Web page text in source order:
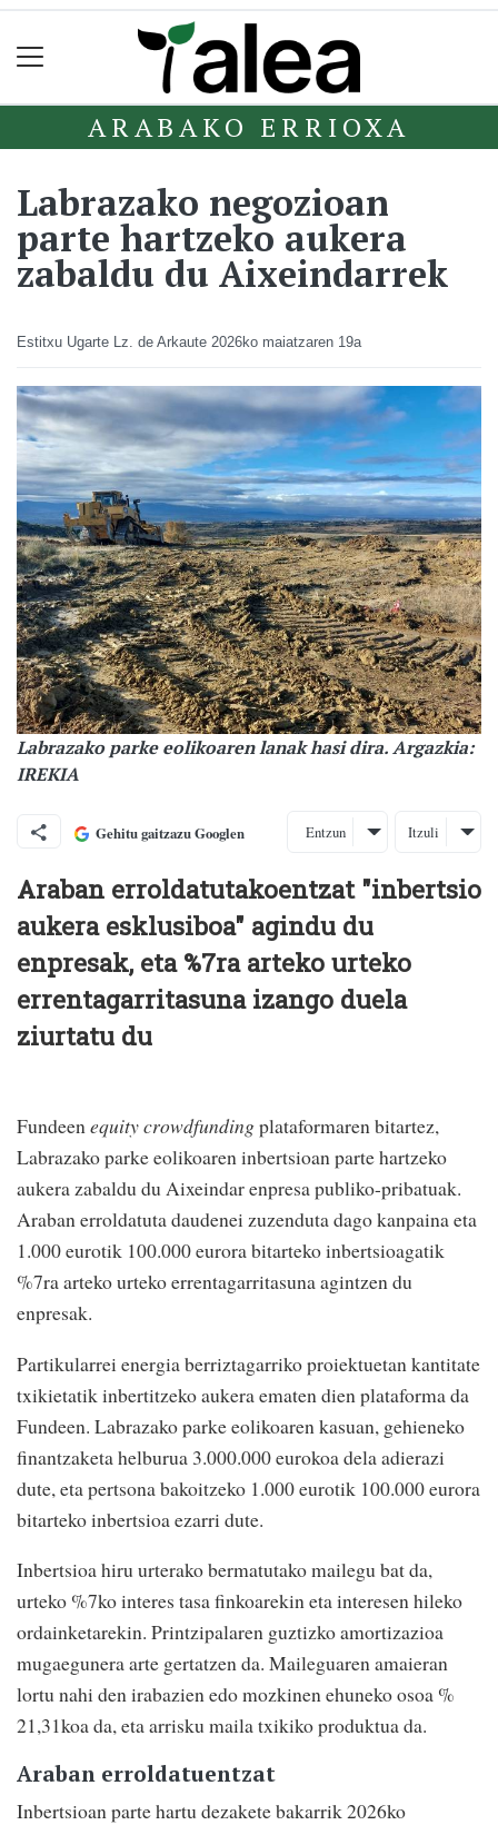
ARABAKO ERRIOXA
Labrazako negozioan
parte hartzeko aukera
zabaldu du Aixeindarrek
Estitxu Ugarte Lz. de Arkaute 2026ko maiatzaren 19a
Labrazako parke eolikoaren lanak hasi dira. Argazkia:
IREKIA
Gehitu gaitzazu Googlen Entzun Itzuli
Araban erroldatutakoentzat "inbertsio
aukera esklusiboa" agindu du
enpresak, eta %7ra arteko urteko
errentagarritasuna izango duela
ziurtatu du
Fundeenequity crowdfundingplataformaren bitartez,
Labrazako parke eolikoaren inbertsioan parte hartzeko
aukera zabaldu du Aixeindar enpresa publiko-pribatuak.
Araban erroldatuta daudenei zuzenduta dago kanpaina eta
1.000 eurotik 100.000 eurora bitarteko inbertsioagatik
%7ra arteko urteko errentagarritasuna agintzen du
enpresak.
Partikularrei energia berriztagarriko proiektuetan kantitate
txikietatik inbertitzeko aukera ematen dien plataforma da
Fundeen. Labrazako parke eolikoaren kasuan, gehieneko
finantzaketa helburua 3.000.000 eurokoa dela adierazi
dute, eta pertsona bakoitzeko 1.000 eurotik 100.000 eurora
bitarteko inbertsioa ezarri dute.
Inbertsioa hiru urterako bermatutako mailegu bat da,
urteko %7ko interes tasa finkoarekin eta interesen hileko
ordainketarekin. Printzipalaren guztizko amortizazioa
mugaegunera arte gertatzen da. Maileguaren amaieran
lortu nahi den irabazien edo mozkinen ehuneko osoa %
21,31koa da, eta arrisku maila txikiko produktua da.
Araban erroldatuentzat
Inbertsioan parte hartu dezakete bakarrik 2026ko